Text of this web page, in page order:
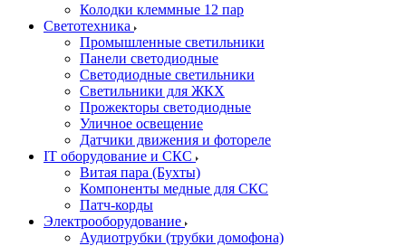
Колодки клеммные 12 пар
Светотехника
Промышленные светильники
Панели светодиодные
Светодиодные светильники
Светильники для ЖКХ
Прожекторы светодиодные
Уличное освещение
Датчики движения и фотореле
IT оборудование и СКС
Витая пара (Бухты)
Компоненты медные для СКС
Патч-корды
Электрооборудование
Аудиотрубки (трубки домофона)